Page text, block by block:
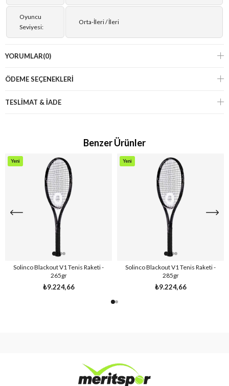
Oyuncu
Seviyesi:
Orta-İleri / İleri
YORUMLAR(0)
ÖDEME SEÇENEKLERI
TESLİMAT & İADE
Benzer Ürünler
Solinco Blackout V1 Tenis Raketi -
265gr
₺9.224,66
Yeni
Solinco Blackout V1 Tenis Raketi -
285gr
₺9.224,66
Yeni